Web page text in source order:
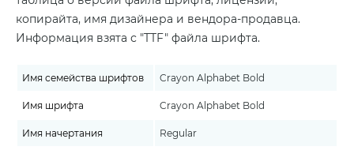
копирайта, имя дизайнера и вендора-продавца.
Информация взята с "TTF" файла шрифта.
Имя семейства шрифтов Crayon Alphabet Bold
Имя шрифта Crayon Alphabet Bold
Имя начертания Regular